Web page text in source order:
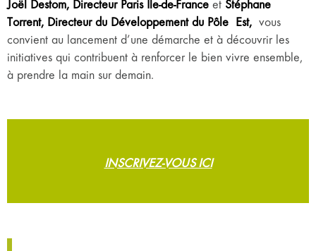
Joël Destom, Directeur Paris Île-de-France et Stéphane
Torrent, Directeur du Développement du Pôle Est, vous
convient au lancement d’une démarche et à découvrir les
initiatives qui contribuent à renforcer le bien vivre ensemble,
à prendre la main sur demain.
INSCRIVEZ-VOUS ICI